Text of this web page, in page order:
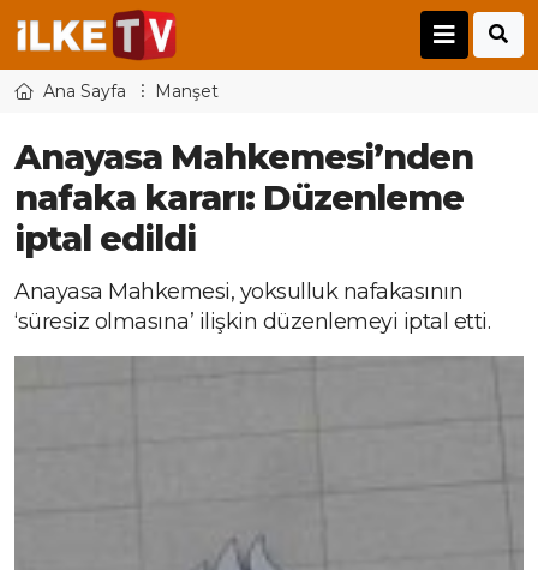
Ana Sayfa Manşet
Anayasa Mahkemesi’nden
nafaka kararı: Düzenleme
iptal edildi
Anayasa Mahkemesi, yoksulluk nafakasının
‘süresiz olmasına’ ilişkin düzenlemeyi iptal etti.